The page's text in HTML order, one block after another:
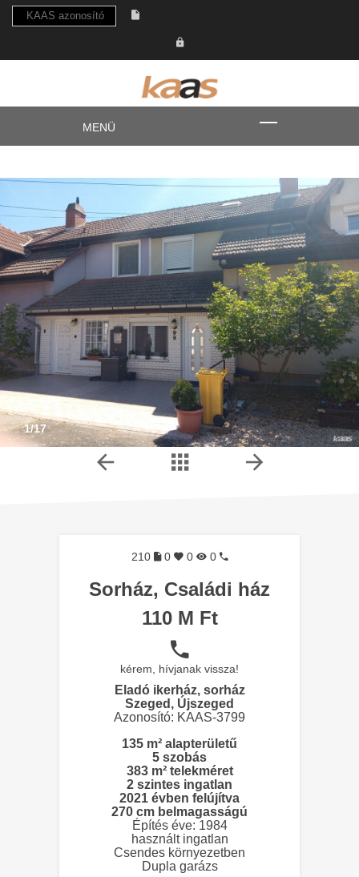
1/17
210 0 0 0
Sorház, Családi ház
110 M Ft
kérem, hívjanak vissza!
Eladó ikerház, sorház
Szeged, Újszeged
Azonosító: KAAS-3799
135 m² alapterületű
5 szobás
383 m² telekméret
2 szintes ingatlan
2021 évben felújítva
270 cm belmagasságú
Építés éve: 1984
használt ingatlan
Csendes környezetben
Dupla garázs